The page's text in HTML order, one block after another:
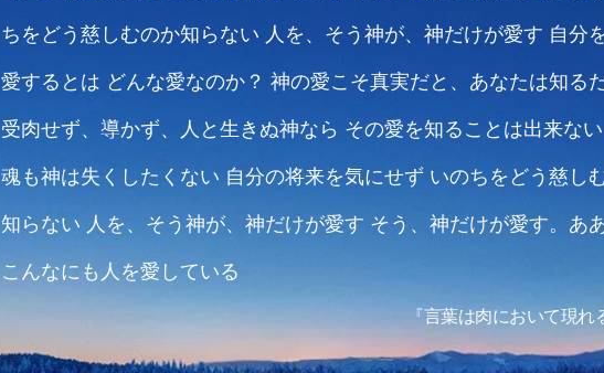
ちをどう慈しむのか知らない 人を、そう神が、神だけが愛す 自分
愛するとは どんな愛なのか？ 神の愛こそ真実だと、あなたは知る
受肉せず、導かず、人と生きぬ神なら その愛を知ることは出来ない
魂も神は失くしたくない 自分の将来を気にせず いのちをどう慈し
知らない 人を、そう神が、神だけが愛す そう、神だけが愛す。あ
こんなにも人を愛している
『言葉は肉において現れ